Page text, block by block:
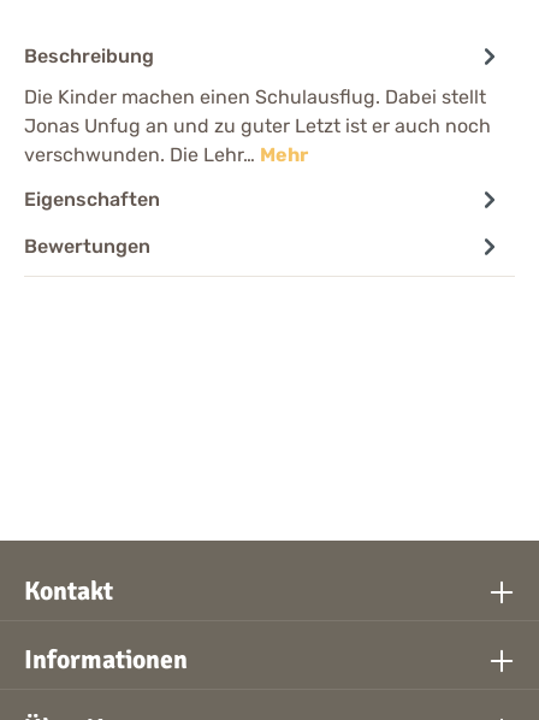
Beschreibung
Die Kinder machen einen Schulausflug. Dabei stellt
Jonas Unfug an und zu guter Letzt ist er auch noch
verschwunden. Die Lehr… Mehr
Eigenschaften
Bewertungen
Kontakt
Informationen